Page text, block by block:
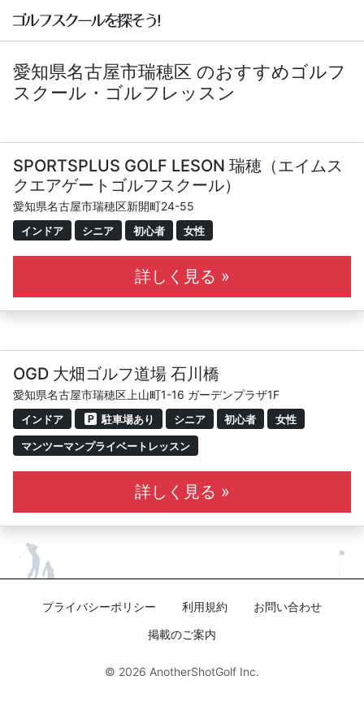
愛知県名古屋市瑞穂区 のおすすめゴルフ
スクール・ゴルフレッスン
SPORTSPLUS GOLF LESON 瑞穂（エイムス
クエアゲートゴルフスクール）
愛知県名古屋市瑞穂区新開町24-55
インドア シニア 初心者 女性
詳しく見る »
OGD 大畑ゴルフ道場 石川橋
愛知県名古屋市瑞穂区上山町1-16 ガーデンプラザ1F
インドア 駐車場あり シニア 初心者 女性
マンツーマンプライベートレッスン
詳しく見る »
プライバシーポリシー 利用規約
お問い合わせ
掲載のご案内
© 2026 AnotherShotGolf Inc.